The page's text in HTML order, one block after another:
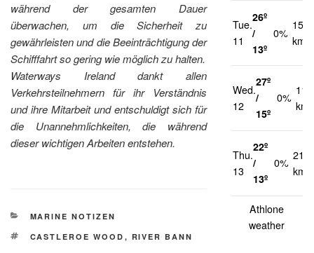
während der gesamten Dauer
überwachen, um die Sicherheit zu
gewährleisten und die Beeinträchtigung der
Schifffahrt so gering wie möglich zu halten.
Waterways Ireland dankt allen
Verkehrsteilnehmern für ihr Verständnis
und ihre Mitarbeit und entschuldigt sich für
die Unannehmlichkeiten, die während
dieser wichtigen Arbeiten entstehen.
KATEGORIEN
MARINE NOTIZEN
SCHLAGWÖRTER
CASTLEROE WOOD , RIVER BANN
Tue.
11
26º
/
13º
0%
15
km/h
Wed.
12
27º
/
15º
0%
11
Thu.
13
22º
/
13º
0%
21
km/h
Athlone
weather